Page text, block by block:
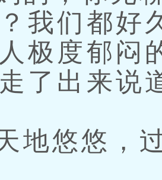
我们都好
极度郁闷
了出来说
悠悠，